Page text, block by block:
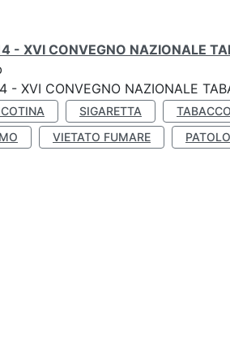
- XVI CONVEGNO NAZIONALE
- XVI CONVEGNO NAZIONALE
SIGARETTA TABACCO
VIETATO FUMARE